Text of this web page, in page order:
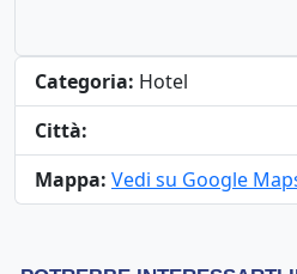
Categoria: Hotel
Città:
Mappa: Vedi su Google